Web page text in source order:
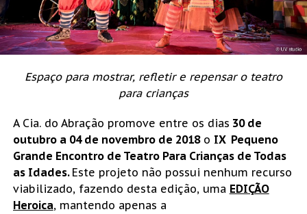
Espaço para mostrar, refletir e repensar o teatro
para crianças
A Cia. do Abração promove entre os dias 30 de
outubro a 04 de novembro de 2018o IX Pequeno
Grande Encontro de Teatro Para Crianças de Todas
as Idades. Este projeto não possui nenhum recurso
viabilizado, fazendo desta edição, uma EDIÇÃO
Heroica, mantendo apenas a